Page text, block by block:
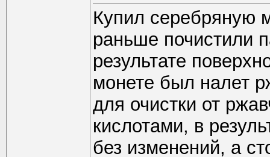
Купил серебряную
раньше почистили
результате
монете был налет
для очистки от
кислотами, в
без изменений, а